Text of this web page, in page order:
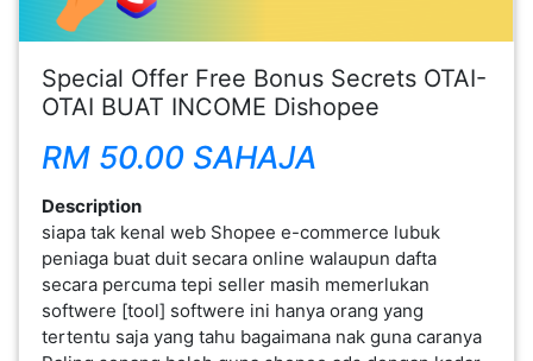
Special Offer Free Bonus Secrets OTAI-
OTAI BUAT INCOME Dishopee
RM 50.00 SAHAJA
Description
siapa tak kenal web Shopee e-commerce lubuk
peniaga buat duit secara online walaupun dafta
secara percuma tepi seller masih memerlukan
softwere [tool] softwere ini hanya orang yang
tertentu saja yang tahu bagaimana nak guna caranya
LELAKI(0)
MINYAK
PENDIDIKAN(19)
DERMA